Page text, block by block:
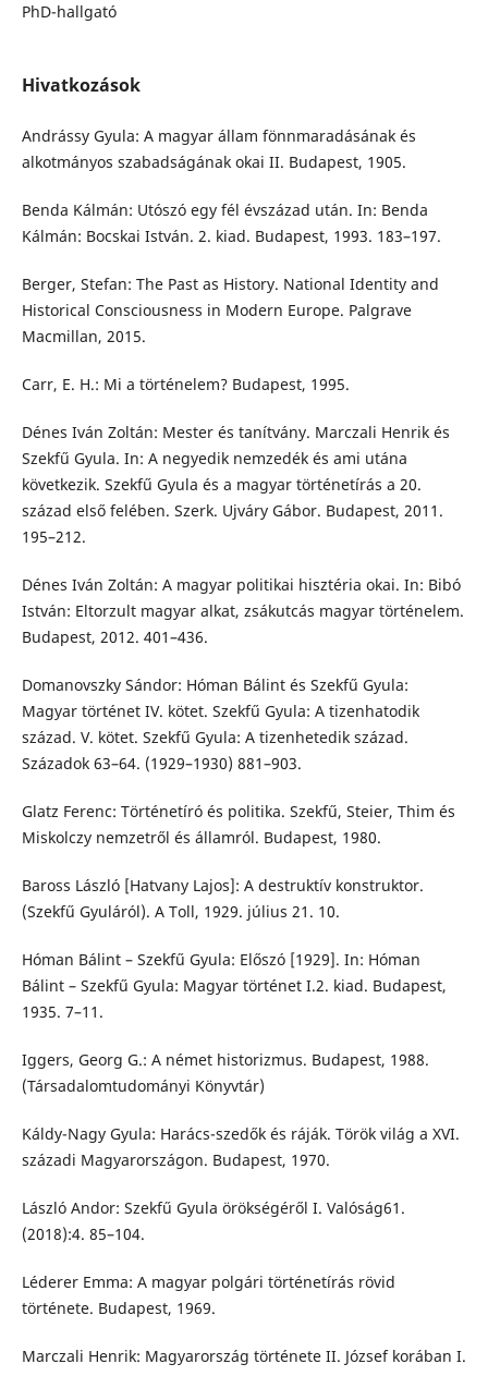
PhD-hallgató
Hivatkozások
Andrássy Gyula: A magyar állam fönnmaradásának és
alkotmányos szabadságának okai II. Budapest, 1905.
Benda Kálmán: Utószó egy fél évszázad után. In: Benda
Kálmán: Bocskai István. 2. kiad. Budapest, 1993. 183–197.
Berger, Stefan: The Past as History. National Identity and
Historical Consciousness in Modern Europe. Palgrave
Macmillan, 2015.
Carr, E. H.: Mi a történelem? Budapest, 1995.
Dénes Iván Zoltán: Mester és tanítvány. Marczali Henrik és
Szekfű Gyula. In: A negyedik nemzedék és ami utána
következik. Szekfű Gyula és a magyar történetírás a 20.
század első felében. Szerk. Ujváry Gábor. Budapest, 2011.
195–212.
Dénes Iván Zoltán: A magyar politikai hisztéria okai. In: Bibó
István: Eltorzult magyar alkat, zsákutcás magyar történelem.
Budapest, 2012. 401–436.
Domanovszky Sándor: Hóman Bálint és Szekfű Gyula:
Magyar történet IV. kötet. Szekfű Gyula: A tizenhatodik
század. V. kötet. Szekfű Gyula: A tizenhetedik század.
Századok 63–64. (1929–1930) 881–903.
Glatz Ferenc: Történetíró és politika. Szekfű, Steier, Thim és
Miskolczy nemzetről és államról. Budapest, 1980.
Baross László [Hatvany Lajos]: A destruktív konstruktor.
(Szekfű Gyuláról). A Toll, 1929. július 21. 10.
Hóman Bálint – Szekfű Gyula: Előszó [1929]. In: Hóman
Bálint – Szekfű Gyula: Magyar történet I.2. kiad. Budapest,
1935. 7–11.
Iggers, Georg G.: A német historizmus. Budapest, 1988.
(Társadalomtudományi Könyvtár)
Káldy-Nagy Gyula: Harács-szedők és ráják. Török világ a XVI.
századi Magyarországon. Budapest, 1970.
László Andor: Szekfű Gyula örökségéről I. Valóság61.
(2018):4. 85–104.
Léderer Emma: A magyar polgári történetírás rövid
története. Budapest, 1969.
Marczali Henrik: Magyarország története II. József korában I.